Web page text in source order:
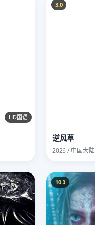
HD国语
3.0
逆风草
2026 / 中国大陆
10.0